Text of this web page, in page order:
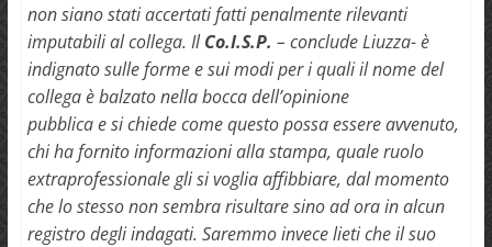
non siano stati accertati fatti penalmente rilevanti
imputabili al collega. IlCo.I.S.P. – conclude Liuzza- è
indignato sulle forme e sui modi per i quali il nome del
collega è balzato nella bocca dell’opinione
pubblica e si chiede come questo possa essere avvenuto,
chi ha fornito informazioni alla stampa, quale ruolo
extraprofessionale gli si voglia affibbiare, dal momento
che lo stesso non sembra risultare sino ad ora in alcun
registro degli indagati. Saremmo invece lieti che il suo